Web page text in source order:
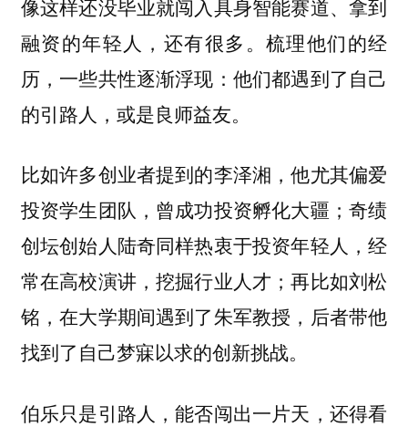
像这样还没毕业就闯入具身智能赛道、拿到
融资的年轻人，还有很多。梳理他们的经
历，一些共性逐渐浮现：他们都遇到了自己
的引路人，或是良师益友。
比如许多创业者提到的李泽湘，他尤其偏爱
投资学生团队，曾成功投资孵化大疆；奇绩
创坛创始人陆奇同样热衷于投资年轻人，经
常在高校演讲，挖掘行业人才；再比如刘松
铭，在大学期间遇到了朱军教授，后者带他
找到了自己梦寐以求的创新挑战。
伯乐只是引路人，能否闯出一片天，还得看